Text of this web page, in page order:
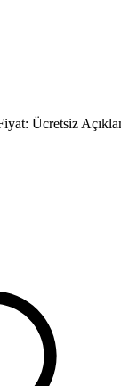
Ücretsiz